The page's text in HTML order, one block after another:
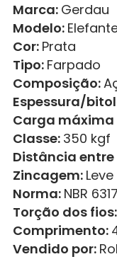
Marca: Gerdau
Modelo:
Cor: Prata
Tipo: Farpado
Composição:
Espessura/
Carga
Classe: 350 kgf
Distância
Zincagem: Leve
Norma: NBR 6317
Torção dos fios:
Comprimento:
Vendido por: